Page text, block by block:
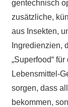
gentechnisch
zusätzliche,
aus Insekten,
Ingredienzien,
„Superfood“
Lebensmittel-
sorgen, dass
bekommen,